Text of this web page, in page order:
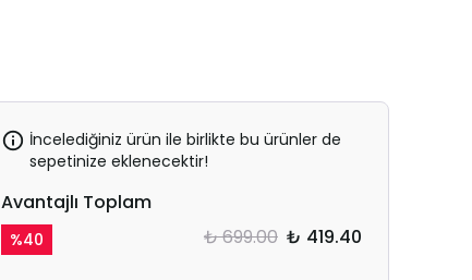
İncelediğiniz ürün ile birlikte bu ürünler de
sepetinize eklenecektir!
Avantajlı Toplam
%40 ₺ 699.00 ₺ 419.40